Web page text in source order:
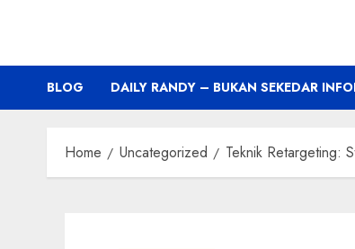
BLOG DAILY RANDY – BUKAN SEKEDAR
Home Uncategorized Teknik Retargeting: